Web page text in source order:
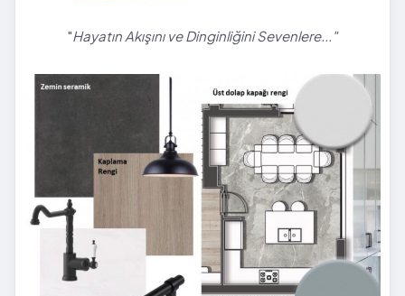
"Hayatın Akışını ve Dinginliğini Sevenlere..."